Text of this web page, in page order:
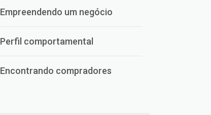
Empreendendo um negócio
Perfil comportamental
Encontrando compradores